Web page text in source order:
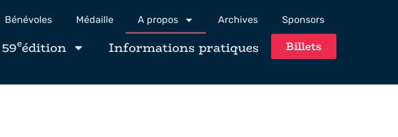
Bénévoles Médaille A propos Archives Sponsors
59eédition Informations pratiques Billets